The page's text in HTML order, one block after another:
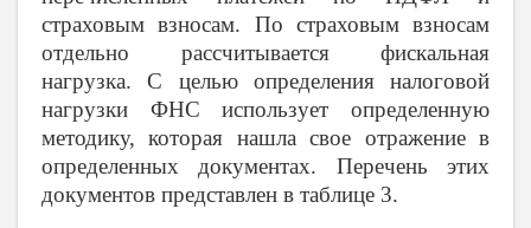
страховым взносам. По страховым взносам
отдельно рассчитывается фискальная
нагрузка. С целью определения налоговой
нагрузки ФНС использует определенную
методику, которая нашла свое отражение в
определенных документах. Перечень этих
документов представлен в таблице 3.